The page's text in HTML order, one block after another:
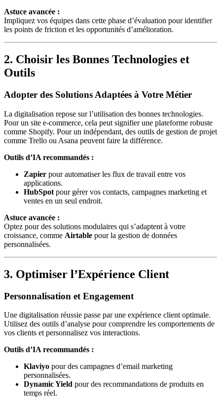
Astuce avancée :
Impliquez vos équipes dans cette phase d’évaluation pour identifier
les points de friction et les opportunités d’amélioration.
2. Choisir les Bonnes Technologies et
Outils
Adopter des Solutions Adaptées à Votre Métier
La digitalisation repose sur l’utilisation des bonnes technologies.
Pour un site e-commerce, cela peut signifier une plateforme robuste
comme Shopify. Pour un indépendant, des outils de gestion de projet
comme Trello ou Asana peuvent faire la différence.
Outils d’IA recommandés :
Zapier pour automatiser les flux de travail entre vos
applications.
HubSpot pour gérer vos contacts, campagnes marketing et
ventes en un seul endroit.
Astuce avancée :
Optez pour des solutions modulaires qui s’adaptent à votre
croissance, comme Airtable pour la gestion de données
personnalisées.
3. Optimiser l’Expérience Client
Personnalisation et Engagement
Une digitalisation réussie passe par une expérience client optimale.
Utilisez des outils d’analyse pour comprendre les comportements de
vos clients et personnalisez vos interactions.
Outils d’IA recommandés :
Klaviyo pour des campagnes d’email marketing
personnalisées.
Dynamic Yield pour des recommandations de produits en
temps réel.